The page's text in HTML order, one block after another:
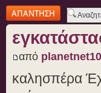
Δημιουργία
απάντησης
από planetnet10
καλησπέρα